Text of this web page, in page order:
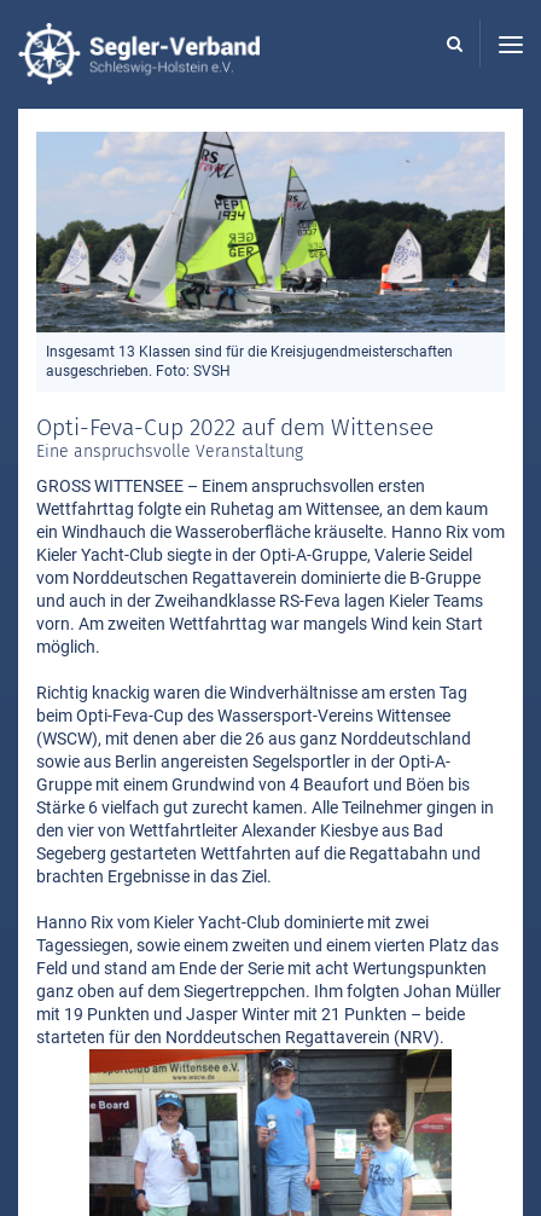
Insgesamt 13 Klassen sind für die Kreisjugendmeisterschaften
ausgeschrieben. Foto: SVSH
Opti-Feva-Cup 2022 auf dem Wittensee
Eine anspruchsvolle Veranstaltung
GROSS WITTENSEE – Einem anspruchsvollen ersten
Wettfahrttag folgte ein Ruhetag am Wittensee, an dem kaum
ein Windhauch die Wasseroberfläche kräuselte. Hanno Rix vom
Kieler Yacht-Club siegte in der Opti-A-Gruppe, Valerie Seidel
vom Norddeutschen Regattaverein dominierte die B-Gruppe
und auch in der Zweihandklasse RS-Feva lagen Kieler Teams
vorn. Am zweiten Wettfahrttag war mangels Wind kein Start
möglich.
Richtig knackig waren die Windverhältnisse am ersten Tag
beim Opti-Feva-Cup des Wassersport-Vereins Wittensee
(WSCW), mit denen aber die 26 aus ganz Norddeutschland
sowie aus Berlin angereisten Segelsportler in der Opti-A-
Gruppe mit einem Grundwind von 4 Beaufort und Böen bis
Stärke 6 vielfach gut zurecht kamen. Alle Teilnehmer gingen in
den vier von Wettfahrtleiter Alexander Kiesbye aus Bad
Segeberg gestarteten Wettfahrten auf die Regattabahn und
brachten Ergebnisse in das Ziel.
Hanno Rix vom Kieler Yacht-Club dominierte mit zwei
Tagessiegen, sowie einem zweiten und einem vierten Platz das
Feld und stand am Ende der Serie mit acht Wertungspunkten
ganz oben auf dem Siegertreppchen. Ihm folgten Johan Müller
mit 19 Punkten und Jasper Winter mit 21 Punkten – beide
starteten für den Norddeutschen Regattaverein (NRV).